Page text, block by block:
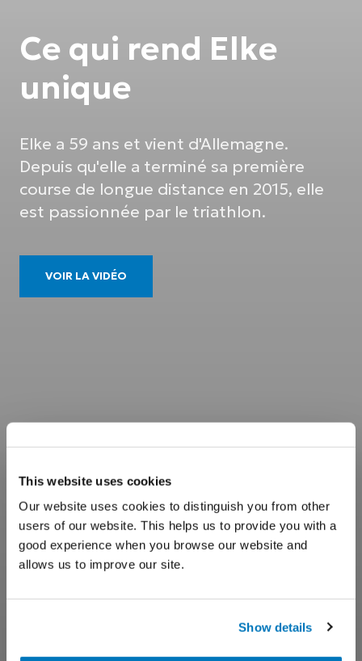
This website uses cookies
Our website uses cookies to distinguish you from other
users of our website. This helps us to provide you with a
good experience when you browse our website and
allows us to improve our site.
Show details
Ce qui rend Elke
unique
Elke a 59 ans et vient d'Allemagne.
Depuis qu'elle a terminé sa première
course de longue distance en 2015, elle
est passionnée par le triathlon.
VOIR LA VIDÉO